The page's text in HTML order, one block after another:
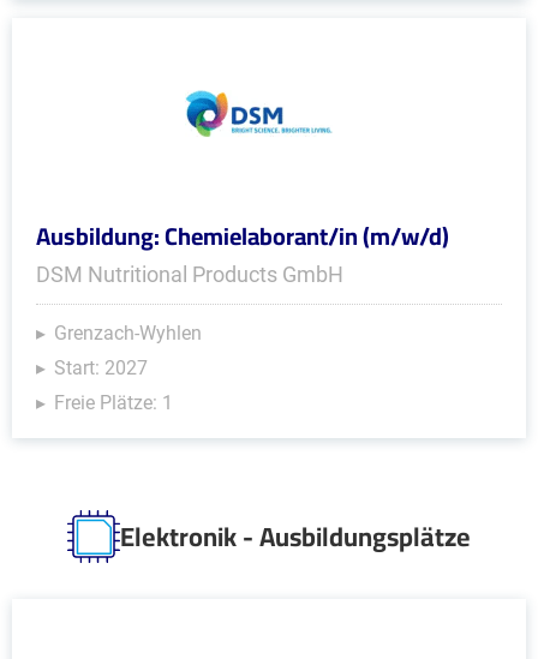
Ausbildung: Chemielaborant/in (m/w/d)
DSM Nutritional Products GmbH
Grenzach-Wyhlen
Start: 2027
Freie Plätze: 1
Elektronik - Ausbildungsplätze